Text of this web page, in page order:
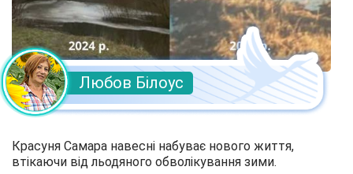
Любов Білоус
Красуня Самара навесні набуває нового життя,
втікаючи від льодяного обволікування зими.